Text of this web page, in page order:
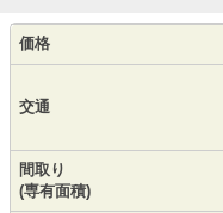
価格
交通
間取り
(専有面積)